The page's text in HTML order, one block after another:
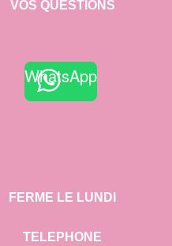
VOS QUESTIONS
WhatsApp
FERME LE LUNDI
TELEPHONE